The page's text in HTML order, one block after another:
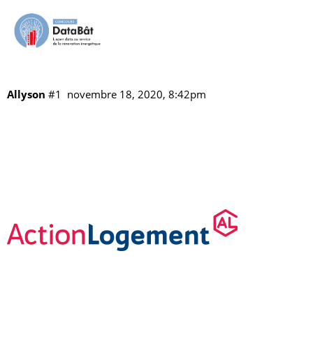
Action Logement
Vos référents Les partenaires
Allyson novembre 18, 2020, 8:42pm
#1